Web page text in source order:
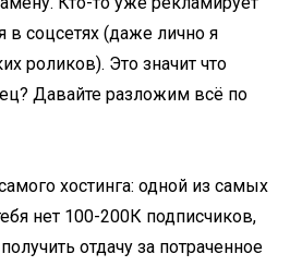
в соцсетях (даже лично я
роликов). Это значит что
Давайте разложим всё по
хостинга: одной из самых
нет 100-200К подписчиков,
отдачу за потраченное